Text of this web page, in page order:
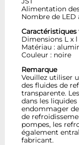
Alimentation
Nombre de LED
Dimensions L x l
Matériau :
Couleur : noire
Remarque
Veuillez utiliser
des fluides de
transparente.
dans les
endommager
de
pompes, les
également
fabricant.